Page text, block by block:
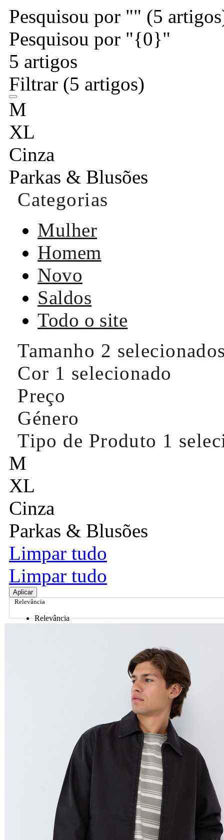
Pesquisou por "" (5
Pesquisou por "{0}"
5 artigos
Filtrar (5 artigos)
M
XL
Cinza
Parkas & Blusões
Categorias
Mulher
Homem
Novo
Saldos
Todo o site
Tamanho 2
Cor 1 selecionado
Preço
Género
Tipo de Produto 1
M
XL
Cinza
Parkas & Blusões
Limpar tudo
Limpar tudo
Aplicar
Relevância
Relevância
Nome do Produto A - Z
Nome do Produto Z - A